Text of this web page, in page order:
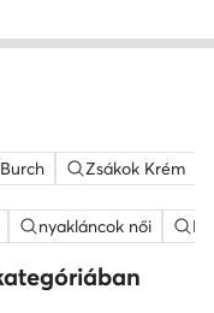
Zsákok Krém
nyakláncok női